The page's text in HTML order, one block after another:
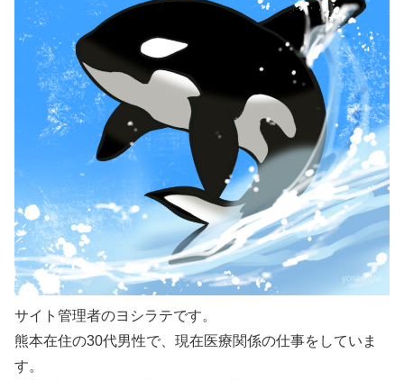
サイト管理者のヨシラテです。
熊本在住の30代男性で、現在医療関係の仕事をしていま
す。